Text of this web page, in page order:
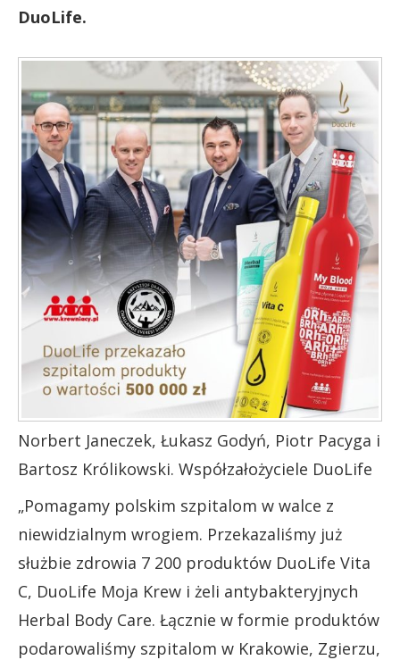
DuoLife.
Norbert Janeczek, Łukasz Godyń, Piotr Pacyga i
Bartosz Królikowski. Współzałożyciele DuoLife
„Pomagamy polskim szpitalom w walce z
niewidzialnym wrogiem. Przekazaliśmy już
służbie zdrowia 7 200 produktów DuoLife Vita
C, DuoLife Moja Krew i żeli antybakteryjnych
Herbal Body Care. Łącznie w formie produktów
podarowaliśmy szpitalom w Krakowie, Zgierzu,